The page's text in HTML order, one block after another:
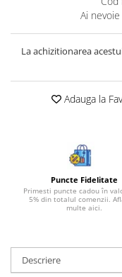
Bijuterii opal
Bijuterii peridot
Bijuterii perle
Bijuterii piatra lunii
Bijuterii rodocrozit
Bijuterii rubin
Bijuterii safir
Bijuterii sidef si abalone
Bijuterii sodalit
Ai
La achizitionarea
Adauga la
Puncte Fidelitate
Primesti puncte cadou în
5% din totalul comenzii.
multe aici.
Descriere